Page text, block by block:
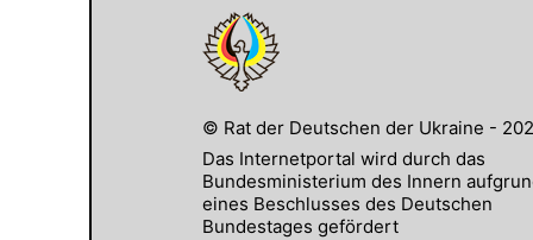
© Rat der Deutschen der Ukraine -
Das Internetportal wird durch das
Bundesministerium des Innern
eines Beschlusses des Deutschen
Bundestages gefördert